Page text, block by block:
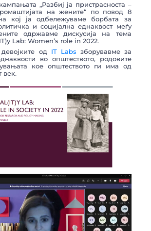
„Разбиј ја пристрасноста –
на жените“ по повод 8
кој ја одбележуваме борбата за
и социјална еднаквост меѓу
одржавме дискусија на тема
Lab: Women’s role in 2022.
од IT Labs зборувавме за
во општеството, родовите
кое општеството ги има од
век.